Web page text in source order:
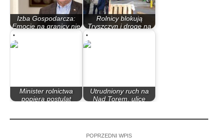
Izba Gospodarcza:
Emocje na granicy nie
Rolnicy blokują
Tryszczyn i drogę na
Minister rolnictwa
popiera postulat
Utrudniony ruch na
Nad Torem, ulicę
POPRZEDNI WPIS